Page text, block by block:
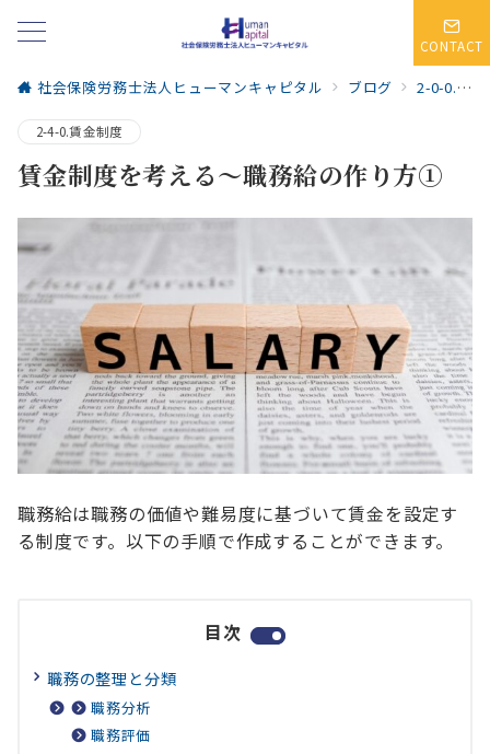
CONTACT
社会保険労務士法人ヒューマンキャピタル ブログ 2-0-0.人事・賃金制度
2-4-0.賃金制度
賃金制度を考える～職務給の作り方①
職務給は職務の価値や難易度に基づいて賃金を設定す
る制度です。以下の手順で作成することができます。
目次
職務の整理と分類
職務分析
職務評価